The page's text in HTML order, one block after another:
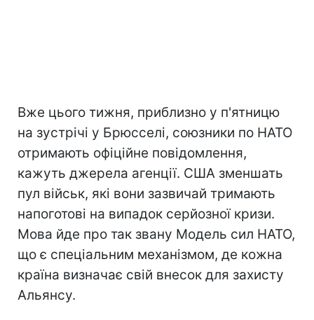
Вже цього тижня, приблизно у п'ятницю
на зустрічі у Брюсселі, союзники по НАТО
отримають офіційне повідомлення,
кажуть джерела агенції. США зменшать
пул військ, які вони зазвичай тримають
напоготові на випадок серйозної кризи.
Мова йде про так звану Модель сил НАТО,
що є спеціальним механізмом, де кожна
країна визначає свій внесок для захисту
Альянсу.